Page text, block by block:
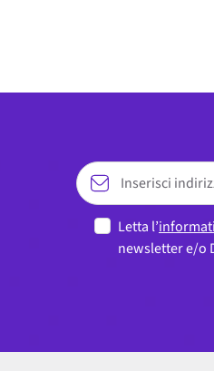
Letta l’
newsletter e/o